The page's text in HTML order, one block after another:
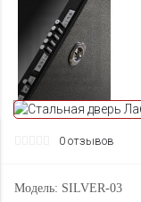
0 отзывов
Модель: SILVER-03